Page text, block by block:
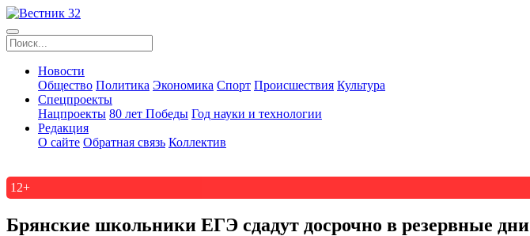
Новости
Общество Политика Экономика Спорт Происшествия Культура
Спецпроекты
Нацпроекты 80 лет Победы Год науки и технологии
Редакция
О сайте Обратная связь Коллектив
12+
Брянские школьники ЕГЭ сдадут досрочно в резервные дни